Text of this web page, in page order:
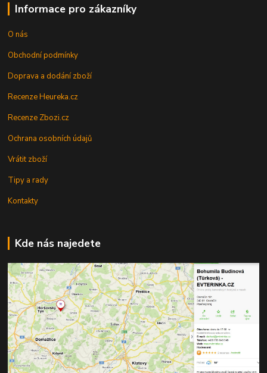
Informace pro zákazníky
O nás
Obchodní podmínky
Doprava a dodání zboží
Recenze Heureka.cz
Recenze Zbozi.cz
Ochrana osobních údajů
Vrátit zboží
Tipy a rady
Kontakty
Kde nás najedete